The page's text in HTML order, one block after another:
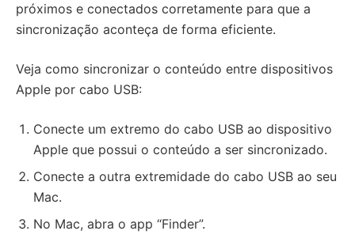
próximos e conectados corretamente para que a
sincronização aconteça de forma eficiente.
Veja como sincronizar o conteúdo entre dispositivos
Apple por cabo USB:
Conecte um extremo do cabo USB ao dispositivo
Apple que possui o conteúdo a ser sincronizado.
Conecte a outra extremidade do cabo USB ao seu
Mac.
No Mac, abra o app “Finder”.